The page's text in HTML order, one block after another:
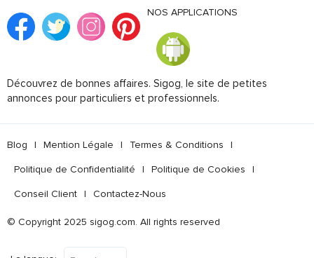
NOS APPLICATIONS
Découvrez de bonnes affaires. Sigog, le site de petites
annonces pour particuliers et professionnels.
Blog | Mention Légale | Termes & Conditions |
Politique de Confidentialité | Politique de Cookies |
Conseil Client | Contactez-Nous
© Copyright 2025 sigog.com. All rights reserved